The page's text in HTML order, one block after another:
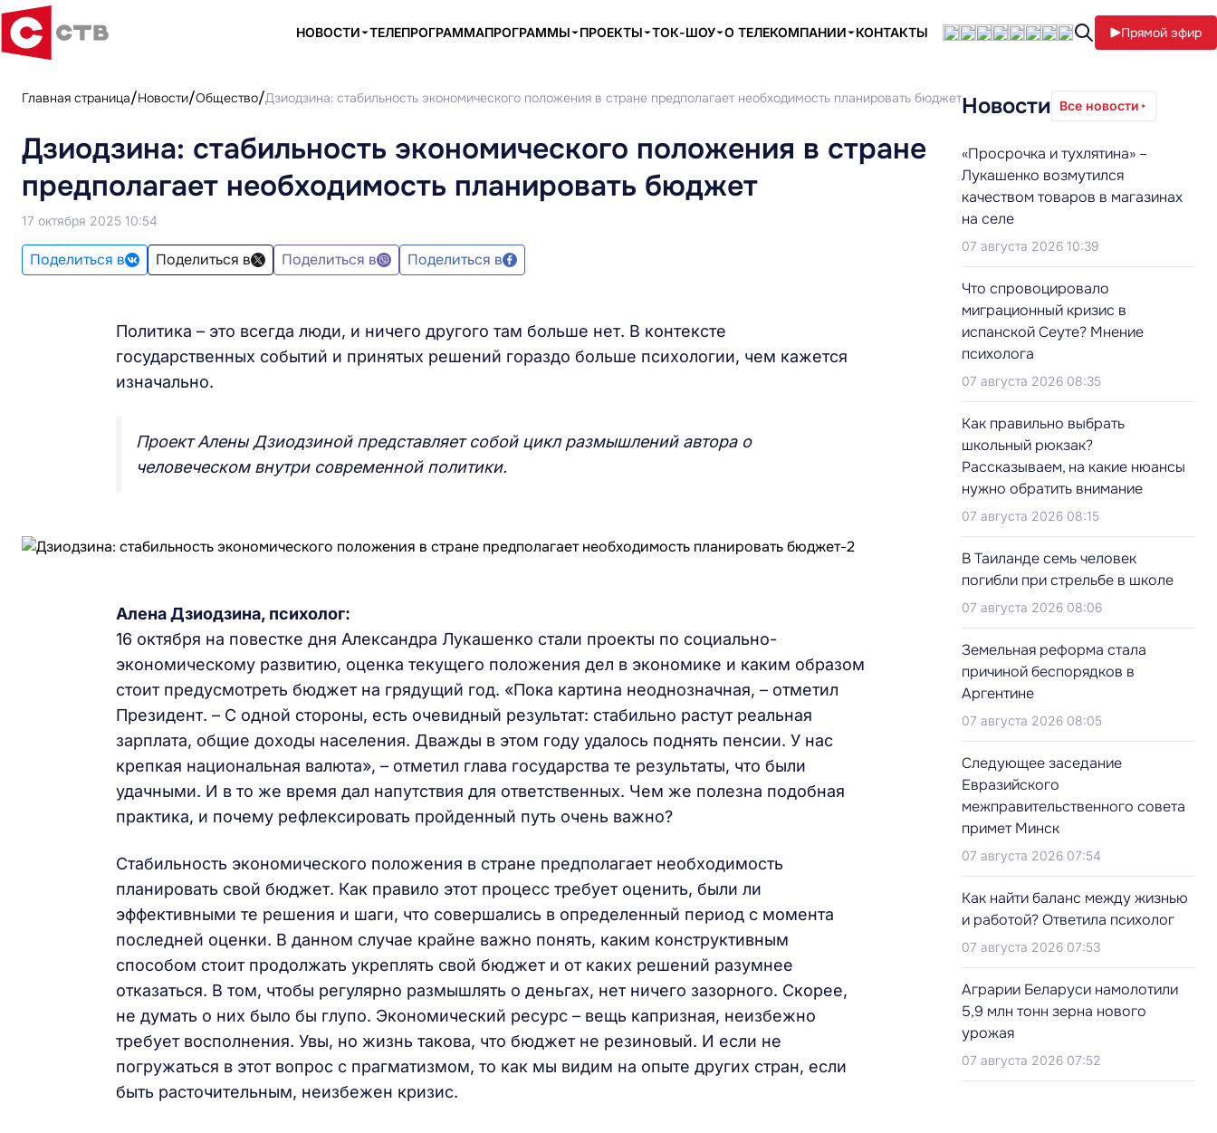
НОВОСТИ ТЕЛЕПРОГРАММАПРОГРАММЫ ПРОЕКТЫ ТОК-ШОУ О ТЕЛЕКОМПАНИИ КОНТАКТЫ Прямой эфир
Главная страница Новости Общество Дзиодзина: стабильность экономического положения в стране предполагает необходимость планировать бюджет
Дзиодзина: стабильность экономического положения в стране
предполагает необходимость планировать бюджет
17 октября 2025 10:54
Поделиться в Поделиться в Поделиться в Поделиться в
Политика – это всегда люди, и ничего другого там больше нет. В контексте
государственных событий и принятых решений гораздо больше психологии, чем кажется
изначально.
Проект Алены Дзиодзиной представляет собой цикл размышлений автора о
человеческом внутри современной политики.
Алена Дзиодзина, психолог:
16 октября на повестке дня Александра Лукашенко стали проекты по социально-
экономическому развитию, оценка текущего положения дел в экономике и каким образом
стоит предусмотреть бюджет на грядущий год. «Пока картина неоднозначная, – отметил
Президент. – С одной стороны, есть очевидный результат: стабильно растут реальная
зарплата, общие доходы населения. Дважды в этом году удалось поднять пенсии. У нас
крепкая национальная валюта», – отметил глава государства те результаты, что были
удачными. И в то же время дал напутствия для ответственных. Чем же полезна подобная
практика, и почему рефлексировать пройденный путь очень важно?
Стабильность экономического положения в стране предполагает необходимость
планировать свой бюджет. Как правило этот процесс требует оценить, были ли
эффективными те решения и шаги, что совершались в определенный период с момента
последней оценки. В данном случае крайне важно понять, каким конструктивным
способом стоит продолжать укреплять свой бюджет и от каких решений разумнее
отказаться. В том, чтобы регулярно размышлять о деньгах, нет ничего зазорного. Скорее,
не думать о них было бы глупо. Экономический ресурс – вещь капризная, неизбежно
требует восполнения. Увы, но жизнь такова, что бюджет не резиновый. И если не
погружаться в этот вопрос с прагматизмом, то как мы видим на опыте других стран, если
быть расточительным, неизбежен кризис.
Новости Все новости
«Просрочка и тухлятина» –
Лукашенко возмутился
качеством товаров в магазинах
на селе
07 августа 2026 10:39
Что спровоцировало
миграционный кризис в
испанской Сеуте? Мнение
психолога
07 августа 2026 08:35
Как правильно выбрать
школьный рюкзак?
Рассказываем, на какие нюансы
нужно обратить внимание
07 августа 2026 08:15
В Таиланде семь человек
погибли при стрельбе в школе
07 августа 2026 08:06
Земельная реформа стала
причиной беспорядков в
Аргентине
07 августа 2026 08:05
Следующее заседание
Евразийского
межправительственного совета
примет Минск
07 августа 2026 07:54
Как найти баланс между жизнью
и работой? Ответила психолог
07 августа 2026 07:53
Аграрии Беларуси намолотили
5,9 млн тонн зерна нового
урожая
07 августа 2026 07:52